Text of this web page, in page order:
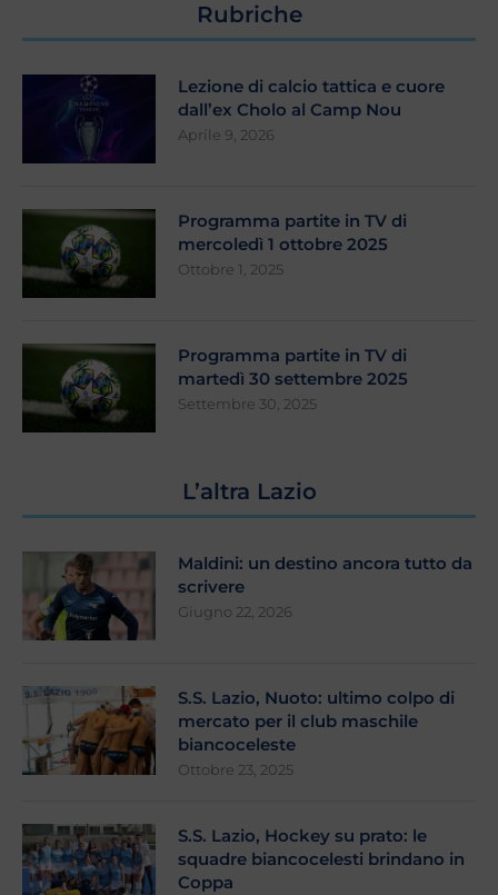
Rubriche
Lezione di calcio tattica e cuore
dall’ex Cholo al Camp Nou
Aprile 9, 2026
Programma partite in TV di
mercoledì 1 ottobre 2025
Ottobre 1, 2025
Programma partite in TV di
martedì 30 settembre 2025
Settembre 30, 2025
L’altra Lazio
Maldini: un destino ancora tutto da
scrivere
Giugno 22, 2026
S.S. Lazio, Nuoto: ultimo colpo di
mercato per il club maschile
biancoceleste
Ottobre 23, 2025
S.S. Lazio, Hockey su prato: le
squadre biancocelesti brindano in
Coppa